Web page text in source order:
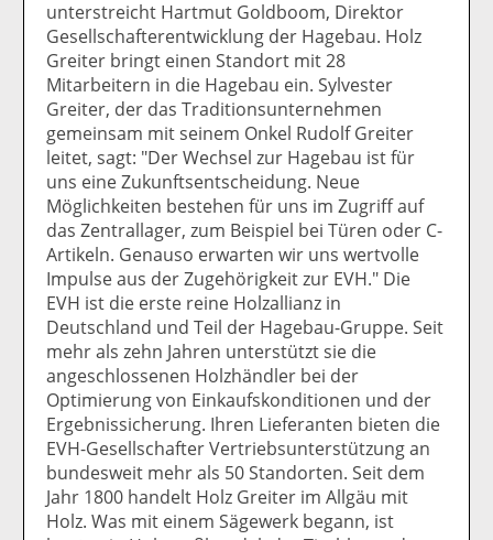
il
e
n
e
n
d
e
unterstreicht Hartmut Goldboom, Direktor
Gesellschafterentwicklung der Hagebau. Holz
Greiter bringt einen Standort mit 28
Mitarbeitern in die Hagebau ein. Sylvester
Greiter, der das Traditionsunternehmen
gemeinsam mit seinem Onkel Rudolf Greiter
leitet, sagt: "Der Wechsel zur Hagebau ist für
uns eine Zukunftsentscheidung. Neue
Möglichkeiten bestehen für uns im Zugriff auf
das Zentrallager, zum Beispiel bei Türen oder C-
Artikeln. Genauso erwarten wir uns wertvolle
Impulse aus der Zugehörigkeit zur EVH." Die
EVH ist die erste reine Holzallianz in
Deutschland und Teil der Hagebau-Gruppe. Seit
mehr als zehn Jahren unterstützt sie die
angeschlossenen Holzhändler bei der
Optimierung von Einkaufskonditionen und der
Ergebnissicherung. Ihren Lieferanten bieten die
EVH-Gesellschafter Vertriebsunterstützung an
bundesweit mehr als 50 Standorten. Seit dem
Jahr 1800 handelt Holz Greiter im Allgäu mit
Holz. Was mit einem Sägewerk begann, ist